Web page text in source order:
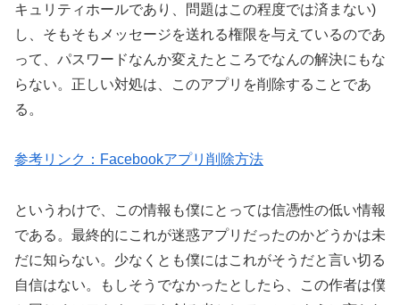
キュリティホールであり、問題はこの程度では済まない)
し、そもそもメッセージを送れる権限を与えているのであ
って、パスワードなんか変えたところでなんの解決にもな
らない。正しい対処は、このアプリを削除することであ
る。
参考リンク：Facebookアプリ削除方法
というわけで、この情報も僕にとっては信憑性の低い情報
である。最終的にこれが迷惑アプリだったのかどうかは未
だに知らない。少なくとも僕にはこれがそうだと言い切る
自信はない。もしそうでなかったとしたら、この作者は僕